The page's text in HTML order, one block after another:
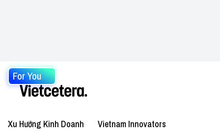
For You
Xu Hướng Kinh Doanh Vietnam Innovators